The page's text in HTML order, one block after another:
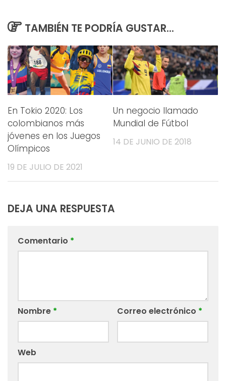
TAMBIÉN TE PODRÍA GUSTAR...
En Tokio 2020: Los
colombianos más
jóvenes en los Juegos
Olímpicos
19 DE JULIO DE 2021
Un negocio llamado
Mundial de Fútbol
14 DE JUNIO DE 2018
DEJA UNA RESPUESTA
Comentario *
Nombre * Correo electrónico *
Web